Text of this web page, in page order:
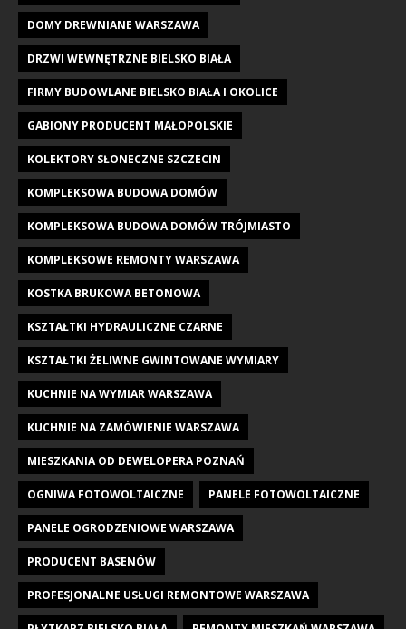
DOMY DREWNIANE WARSZAWA
DRZWI WEWNĘTRZNE BIELSKO BIAŁA
FIRMY BUDOWLANE BIELSKO BIAŁA I OKOLICE
GABIONY PRODUCENT MAŁOPOLSKIE
KOLEKTORY SŁONECZNE SZCZECIN
KOMPLEKSOWA BUDOWA DOMÓW
KOMPLEKSOWA BUDOWA DOMÓW TRÓJMIASTO
KOMPLEKSOWE REMONTY WARSZAWA
KOSTKA BRUKOWA BETONOWA
KSZTAŁTKI HYDRAULICZNE CZARNE
KSZTAŁTKI ŻELIWNE GWINTOWANE WYMIARY
KUCHNIE NA WYMIAR WARSZAWA
KUCHNIE NA ZAMÓWIENIE WARSZAWA
MIESZKANIA OD DEWELOPERA POZNAŃ
OGNIWA FOTOWOLTAICZNE PANELE FOTOWOLTAICZNE
PANELE OGRODZENIOWE WARSZAWA
PRODUCENT BASENÓW
PROFESJONALNE USŁUGI REMONTOWE WARSZAWA